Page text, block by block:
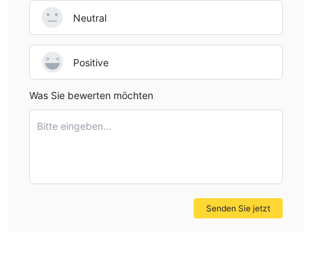
Neutral
Positive
Was Sie bewerten möchten
Bitte eingeben...
Senden Sie jetzt